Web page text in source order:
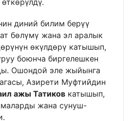
диний билим берүү
бөлүмү жана эл аралык
өкүлдөрү катышып,
боюнча биргелешкен
Ошондой эле жыйынга
Азирети Муфтийдин
ажы Татиков катышып,
жана сунуш-